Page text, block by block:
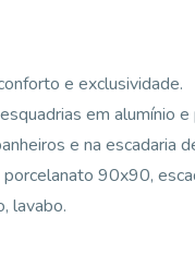
e exclusividade.
em alumínio
e na escadaria
90x90,
lavabo.